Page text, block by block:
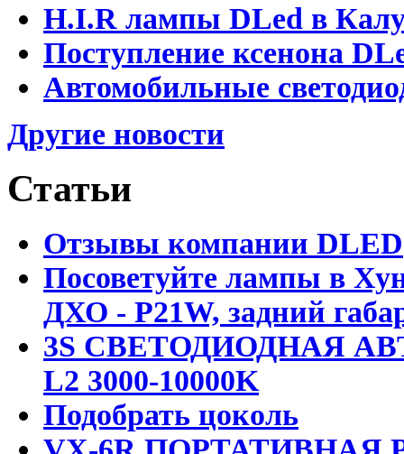
H.I.R лампы DLed в
Поступление ксенона
Автомобильные
Другие новости
Статьи
Отзывы компании DLED
Посоветуйте лампы в
ДХО - P21W, задний
3S СВЕТОДИОДНАЯ
L2 3000-10000K
Подобрать цоколь